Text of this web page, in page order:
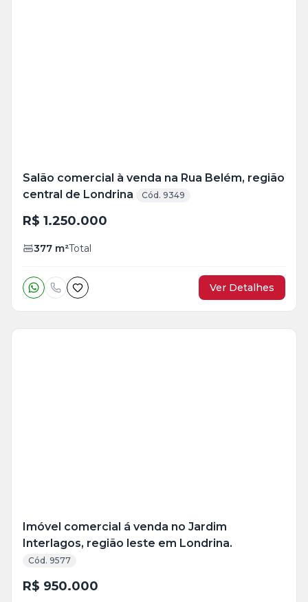
Salão comercial à venda na Rua Belém, região
central de Londrina
Cód. 9349
R$ 1.250.000
377 m²Total
Ver Detalhes
Imóvel comercial á venda no Jardim
Interlagos, região leste em Londrina.
Cód. 9577
R$ 950.000